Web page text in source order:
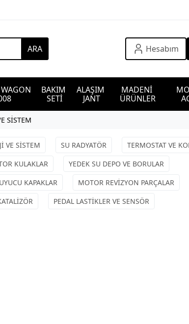
ARA Hesabım
BAKIM
SETİ
ALAŞIM
JANT
MADENİ
ÜRÜNLER
SİSTEM
VE SİSTEM SU RADYATÖR
TERMOSTAT VE
KULAKLAR
YEDEK SU DEPO VE BORULAR
KAPAKLAR
MOTOR REVİZYON PARÇALAR
PEDAL LASTİKLER VE SENSÖR